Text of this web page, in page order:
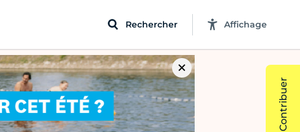
Rechercher Affichage
Contribuer